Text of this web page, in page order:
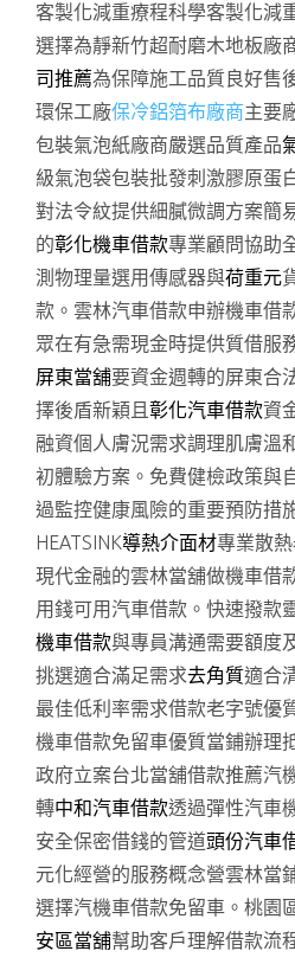
客製化減重療程科學客製化減
選擇為靜新竹超耐磨木地板廠
司推薦為保障施工品質良好售
環保工廠保冷鋁箔布廠商主要
包裝氣泡紙廠商嚴選品質產品
級氣泡袋包裝批發刺激膠原蛋
對法令紋提供細膩微調方案簡
的彰化機車借款專業顧問協助
測物理量選用傳感器與荷重元
款。雲林汽車借款申辦機車借
眾在有急需現金時提供質借服
屏東當舖要資金週轉的屏東合
擇後盾新穎且 彰化汽車借款資
融資個人膚況需求調理肌膚溫
初體驗方案。免費健檢政策與
過監控健康風險的重要預防措
HEATSINK導熱介面材專業散
現代金融的雲林當舖做機車借
用錢可用汽車借款。快速撥款
機車借款與專員溝通需要額度
挑選適合滿足需求去角質適合
最佳低利率需求借款老字號優
機車借款免留車優質當鋪辦理
政府立案台北當舖借款推薦汽
轉中和汽車借款透過彈性汽車
安全保密借錢的管道頭份汽車
元化經營的服務概念營雲林當
選擇汽機車借款免留車。桃園
安區當舖幫助客戶理解借款流